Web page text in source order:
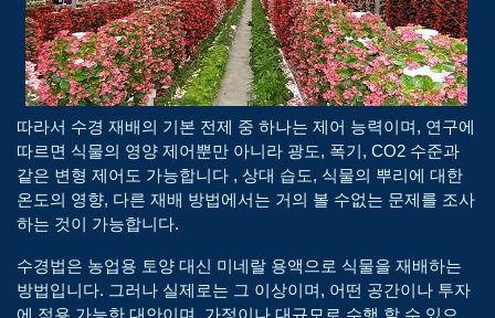
따라서 수경 재배의 기본 전제 중 하나는 제어 능력이며, 연구에
따르면 식물의 영양 제어뿐만 아니라 광도, 폭기, CO2 수준과
같은 변형 제어도 가능합니다 , 상대 습도, 식물의 뿌리에 대한
온도의 영향, 다른 재배 방법에서는 거의 볼 수없는 문제를 조사
하는 것이 가능합니다.
수경법은 농업용 토양 대신 미네랄 용액으로 식물을 재배하는
방법입니다. 그러나 실제로는 그 이상이며, 어떤 공간이나 투자